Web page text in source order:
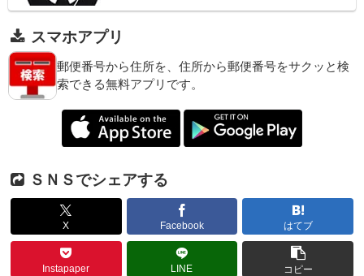
スマホアプリ
郵便番号から住所を、住所から郵便番号をサクッと検
索できる無料アプリです。
ＳＮＳでシェアする
X Facebook はてブ
Instapaper LINE コピー